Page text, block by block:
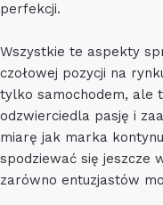
perfekcji.
Wszystkie te aspekty
czołowej pozycji na
tylko samochodem, ale
odzwierciedla pasję i
miarę jak marka
spodziewać się jeszcze
zarówno entuzjastów